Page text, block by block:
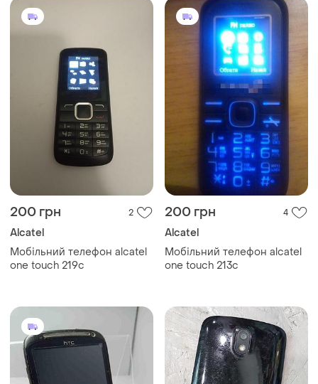
200 грн 2
Alcatel
Мобільний телефон alcatel
one touch 219c
200 грн 4
Alcatel
Мобільний телефон alcatel
one touch 213c